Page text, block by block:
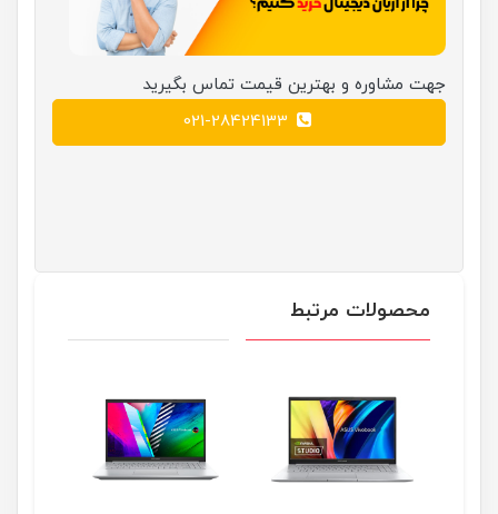
جهت مشاوره و بهترین قیمت تماس بگیرید
محصولات مرتبط